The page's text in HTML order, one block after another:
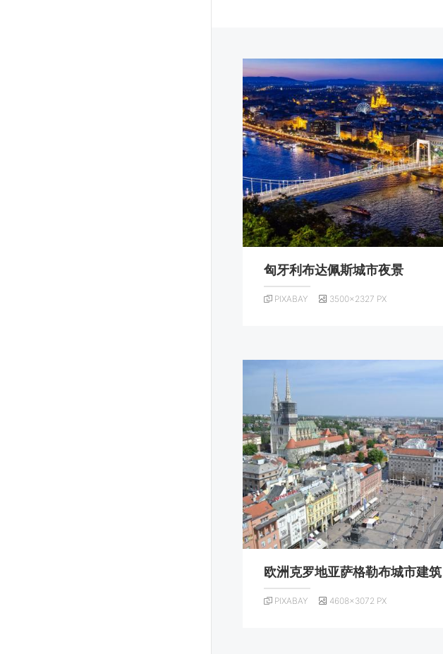
匈牙利布达佩斯城市夜景
PIXABAY 3500×2327 PX
欧洲克罗地亚萨格勒布城市建筑
PIXABAY 4608×3072 PX